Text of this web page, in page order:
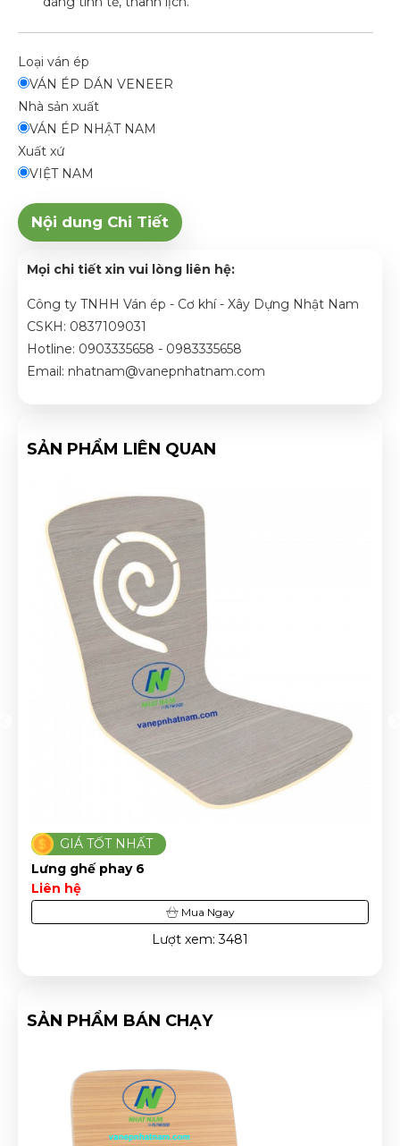
Loại ván ép
VÁN ÉP DÁN VENEER
Nhà sản xuất
VÁN ÉP NHẬT NAM
Xuất xứ
VIỆT NAM
Nội dung Chi Tiết
Mọi chi tiết xin vui lòng liên hệ:
Công ty TNHH Ván ép - Cơ khí - Xây Dựng Nhật Nam
CSKH: 0837109031
Hotline: 0903335658 - 0983335658
Email: nhatnam@vanepnhatnam.com
SẢN PHẨM LIÊN QUAN
GIÁ TỐT NHẤT
Lưng ghế phay 6
Liên hệ
Mua Ngay
Lượt xem: 3481
SẢN PHẨM BÁN CHẠY